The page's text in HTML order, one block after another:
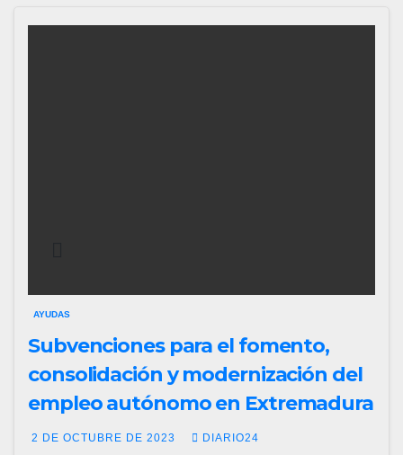
AYUDAS
Subvenciones para el fomento,
consolidación y modernización del
empleo autónomo en Extremadura
2 DE OCTUBRE DE 2023 DIARIO24